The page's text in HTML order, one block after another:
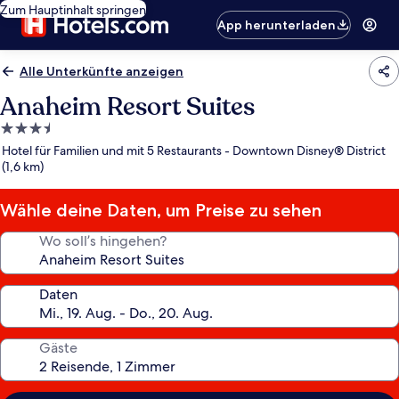
Zum Hauptinhalt springen
App herunterladen
Alle Unterkünfte anzeigen
Anaheim Resort Suites
3.5-
Sterne-
Unterkunft
Hotel für Familien und mit 5 Restaurants - Downtown Disney® District
(1,6 km)
Wähle deine Daten, um Preise zu sehen
Wo soll’s hingehen?
Daten
Gäste